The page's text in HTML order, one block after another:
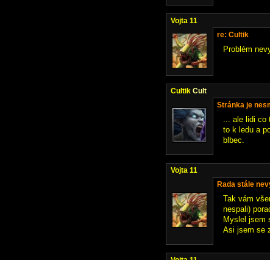
Vojta 11
re: Cultik
Problém
Cultik Cult
Stránka je
... ale lidi co
to k ledu a
blbec.
Vojta 11
Rada stále
Tak vám
nespali)
Myslel jsem
Asi jsem se